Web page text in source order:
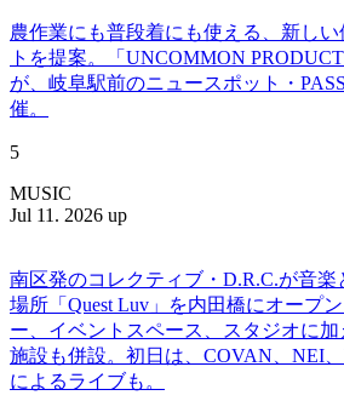
農作業にも普段着にも使える、新し
トを提案。「UNCOMMON
が、岐阜駅前のニュースポット・
催。
5
MUSIC
Jul 11. 2026 up
南区発のコレクティブ・D.R.C.が⾳楽
場所「Quest Luv」を内田橋にオープ
ー、イベントスペース、スタジオに
施設も併設。初日は、COVAN、NEI、
によるライブも。